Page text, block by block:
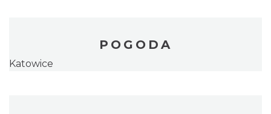
POGODA
Katowice